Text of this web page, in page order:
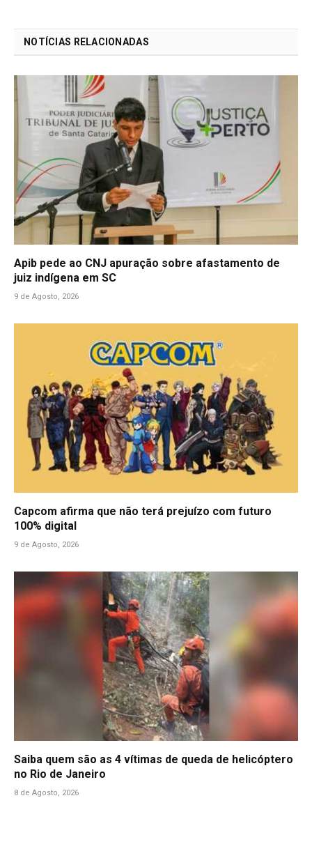
NOTÍCIAS RELACIONADAS
Apib pede ao CNJ apuração sobre afastamento de
juiz indígena em SC
9 de Agosto, 2026
Capcom afirma que não terá prejuízo com futuro
100% digital
9 de Agosto, 2026
Saiba quem são as 4 vítimas de queda de helicóptero
no Rio de Janeiro
8 de Agosto, 2026